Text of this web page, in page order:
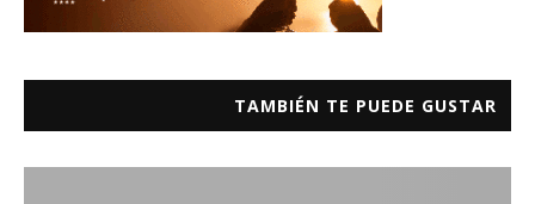
TAMBIÉN TE PUEDE GUSTAR